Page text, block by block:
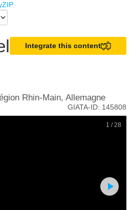
ZIP
Integrate this content
Rhin-Main, Allemagne
GIATA-ID: 145808
1 / 28